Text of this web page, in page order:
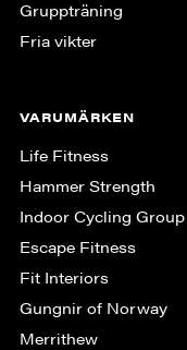
Gruppträning
Fria vikter
VARUMÄRKEN
Life Fitness
Hammer Strength
Indoor Cycling Group
Escape Fitness
Fit Interiors
Gungnir of Norway
Merrithew